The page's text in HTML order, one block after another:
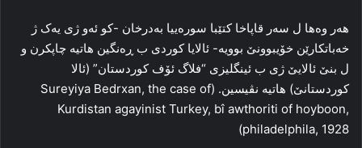
هه‌ر وه‌ها ل سه‌ر قاپاخا کتێبا سوره‌ییا به‌درخان -کو ئه‌و ژی یه‌ک ژ
خه‌باتکارێن خۆیبوونێ بوویه‌- ئالایا کوردی ب ڕه‌نگین هاتیه‌ چاپکرن و
ل بنێ ئالایێ ژی ب ئینگلیزی “فلاگ ئۆف کوردستان” (ئالا
کوردستانێ) هاتیه‌ نڤیسین. (Sureyiya Bedrxan, the case of
Kurdistan agayinist Turkey, bî awthoriti of hoyboon,
philadelphila, 1928)